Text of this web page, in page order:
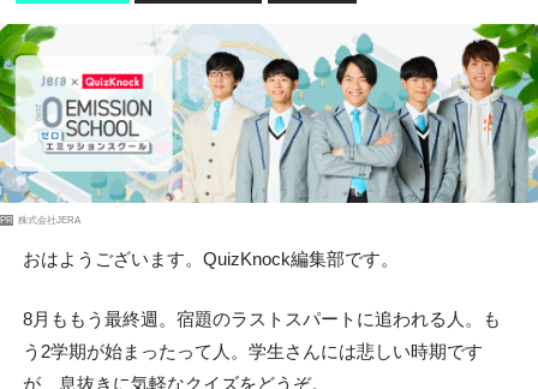
PR 株式会社JERA
おはようございます。QuizKnock編集部です。
8月ももう最終週。宿題のラストスパートに追われる人。も
う2学期が始まったって人。学生さんには悲しい時期です
が、息抜きに気軽なクイズをどうぞ。